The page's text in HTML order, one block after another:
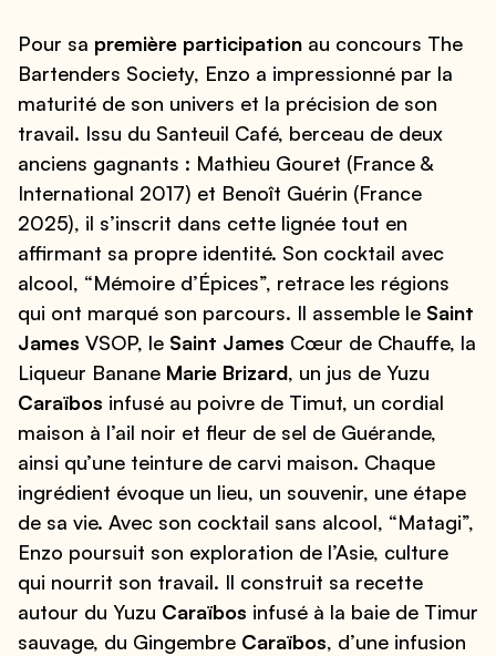
Pour sa première participation au concours The
Bartenders Society, Enzo a impressionné par la
maturité de son univers et la précision de son
travail. Issu du Santeuil Café, berceau de deux
anciens gagnants : Mathieu Gouret (France &
International 2017) et Benoît Guérin (France
2025), il s’inscrit dans cette lignée tout en
affirmant sa propre identité. Son cocktail avec
alcool, “Mémoire d’Épices”, retrace les régions
qui ont marqué son parcours. Il assemble le Saint
James VSOP, le Saint James Cœur de Chauffe, la
Liqueur Banane Marie Brizard, un jus de Yuzu
Caraïbos infusé au poivre de Timut, un cordial
maison à l’ail noir et fleur de sel de Guérande,
ainsi qu’une teinture de carvi maison. Chaque
ingrédient évoque un lieu, un souvenir, une étape
de sa vie. Avec son cocktail sans alcool, “Matagi”,
Enzo poursuit son exploration de l’Asie, culture
qui nourrit son travail. Il construit sa recette
autour du Yuzu Caraïbos infusé à la baie de Timur
sauvage, du Gingembre Caraïbos, d’une infusion